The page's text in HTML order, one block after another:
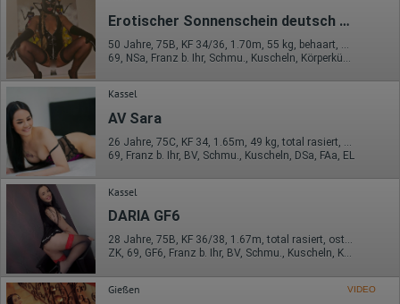
Bildschirmauflösung
Eindeutige Gerätekennung
Sprachinformationen
Gerätebestriebssystem
Browser-Typ
Klicks
Domain-Name
Eindeutige Benutzerkennung
Antworten auf Umfragen
Ort der Verarbeitung:
Europäische Union
Rechtliche Grundlage der Verarbeitung
Art. 6 Abs. 1 S. 1 lit. a DSGVO
Erotischer Sonnenschein deutsch behaart
Kassel
AV Sara
26 Jahre, 75C, KF 34, 1.65m, 49 kg, total rasiert, asiatisch
69, Franz b. Ihr, BV, Schmu., Kuscheln, DSa, FAa, EL
Kassel
DARIA GF6
28 Jahre, 75B, KF 36/38, 1.67m, total rasiert, osteuropäisch
ZK, 69, GF6, Franz b. Ihr, BV, Schmu., Kuscheln, Körperküs.
Gießen VIDEO